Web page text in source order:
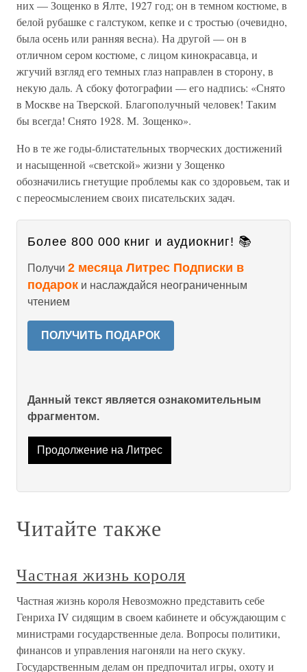
них — Зощенко в Ялте, 1927 год; он в темном костюме, в
белой рубашке с галстуком, кепке и с тростью (очевидно,
была осень или ранняя весна). На другой — он в
отличном сером костюме, с лицом кинокрасавца, и
жгучий взгляд его темных глаз направлен в сторону, в
некую даль. А сбоку фотографии — его надпись: «Снято
в Москве на Тверской. Благополучный человек! Таким
бы всегда! Снято 1928. М. Зощенко».
Но в те же годы-блистательных творческих достижений
и насыщенной «светской» жизни у Зощенко
обозначились гнетущие проблемы как со здоровьем, так и
с переосмыслением своих писательских задач.
Более 800 000 книг и аудиокниг! 📚
Получи 2 месяца Литрес Подписки в
подарок и наслаждайся неограниченным
чтением
ПОЛУЧИТЬ ПОДАРОК
Данный текст является ознакомительным
фрагментом.
Продолжение на Литрес
Читайте также
Частная жизнь короля
Частная жизнь короля Невозможно представить себе
Генриха IV сидящим в своем кабинете и обсуждающим с
министрами государственные дела. Вопросы политики,
финансов и управления нагоняли на него скуку.
Государственным делам он предпочитал игры, охоту и